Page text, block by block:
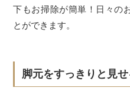
下もお掃除が簡単！日々の
とができます。
脚元をすっきりと見